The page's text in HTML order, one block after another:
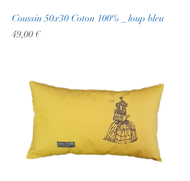
Coussin 50x30 Coton 100% _ loup bleu
Prix
49,00 €